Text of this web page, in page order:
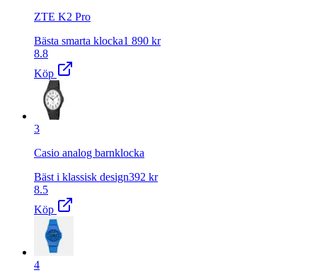
ZTE K2 Pro
Bästa smarta klocka1 890 kr
8.8
Köp
3
Casio analog barnklocka
Bäst i klassisk design392 kr
8.5
Köp
4